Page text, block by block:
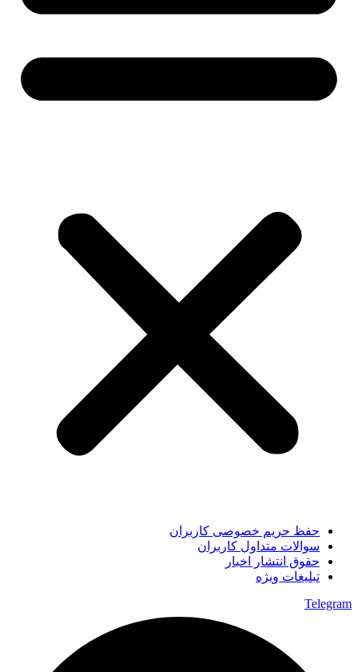
حفظ حریم خصوصی کاربران
سوالات متداول کاربران
حقوق انتشار اخبار
تبلیغات ویژه
Telegram